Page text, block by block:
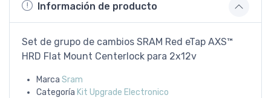
Información de producto
Set de grupo de cambios SRAM Red eTap AXS™
HRD Flat Mount Centerlock para 2x12v
Marca Sram
Categoría Kit Upgrade Electronico